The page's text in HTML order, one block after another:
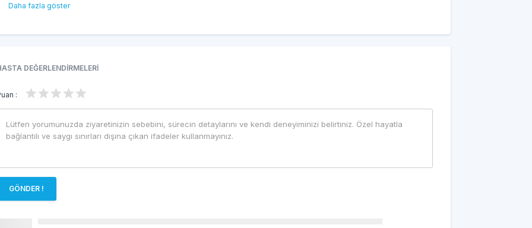
Mezun Olunan Okullar
ALMANYA - 2012 - Lisans Eğitimi
Almanca (çok iyi)
Daha fazla göster
DEĞERLENDİRMELERİ
:
GÖNDER !